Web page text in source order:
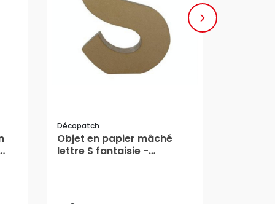
Décopatch
Objet en papier mâché
lettre S fantaisie -